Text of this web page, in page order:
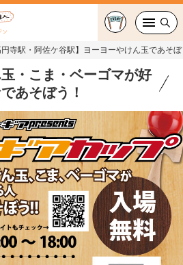
ン
円寺駅・阿佐ケ谷駅】ヨーヨーやけん玉であそ
・こま・ベーゴマが好
あそぼう！